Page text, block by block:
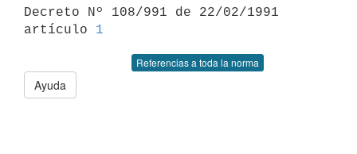
Decreto Nº 108/991 de 22/02/1991
artículo 1
Referencias a toda la norma
Ayuda